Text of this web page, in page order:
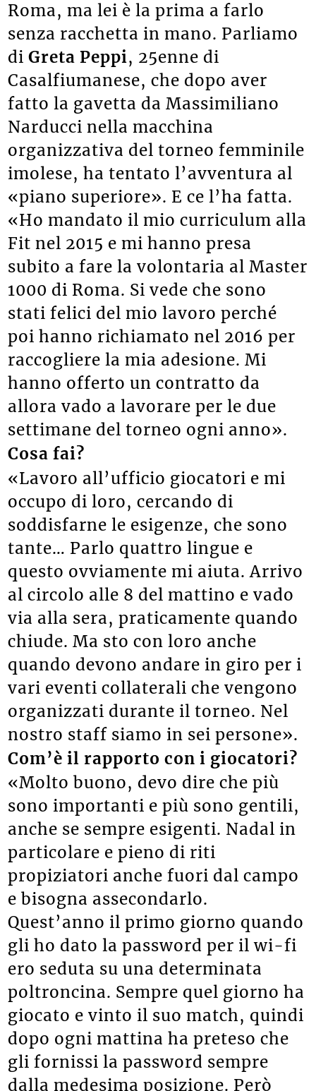
Roma, ma lei è la prima a farlo
senza racchetta in mano. Parliamo
diGreta Peppi, 25enne di
Casalfiumanese, che dopo aver
fatto la gavetta da Massimiliano
Narducci nella macchina
organizzativa del torneo femminile
imolese, ha tentato l’avventura al
«piano superiore». E ce l’ha fatta.
«Ho mandato il mio curriculum alla
Fit nel 2015 e mi hanno presa
subito a fare la volontaria al Master
1000 di Roma. Si vede che sono
stati felici del mio lavoro perché
poi hanno richiamato nel 2016 per
raccogliere la mia adesione. Mi
hanno offerto un contratto da
allora vado a lavorare per le due
settimane del torneo ogni anno».
Cosa fai?
«Lavoro all’ufficio giocatori e mi
occupo di loro, cercando di
soddisfarne le esigenze, che sono
tante… Parlo quattro lingue e
questo ovviamente mi aiuta. Arrivo
al circolo alle 8 del mattino e vado
via alla sera, praticamente quando
chiude. Ma sto con loro anche
quando devono andare in giro per i
vari eventi collaterali che vengono
organizzati durante il torneo. Nel
nostro staff siamo in sei persone».
Com’è il rapporto con i giocatori?
«Molto buono, devo dire che più
sono importanti e più sono gentili,
anche se sempre esigenti. Nadal in
particolare e pieno di riti
propiziatori anche fuori dal campo
e bisogna assecondarlo.
Quest’anno il primo giorno quando
gli ho dato la password per il wi-fi
ero seduta su una determinata
poltroncina. Sempre quel giorno ha
giocato e vinto il suo match, quindi
dopo ogni mattina ha preteso che
gli fornissi la password sempre
dalla medesima posizione. Però